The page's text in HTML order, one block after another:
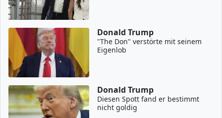
Donald Trump
"The Don" verstörte mit seinem
Eigenlob
Donald Trump
Diesen Spott fand er bestimmt
nicht goldig